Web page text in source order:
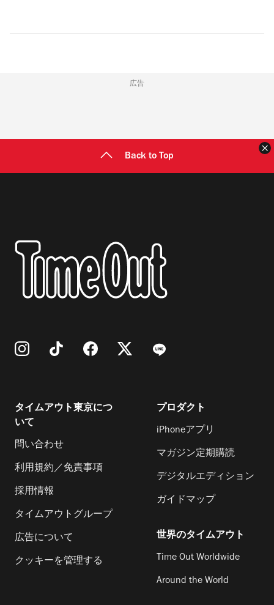
広告
Back to Top
タイムアウト東京につ
いて
問い合わせ
利用規約／免責事項
採用情報
タイムアウトグループ
広告について
クッキーを管理する
プロダクト
iPhoneアプリ
マガジン定期購読
デジタルエディション
ガイドマップ
世界のタイムアウト
Time Out Worldwide
Around the World